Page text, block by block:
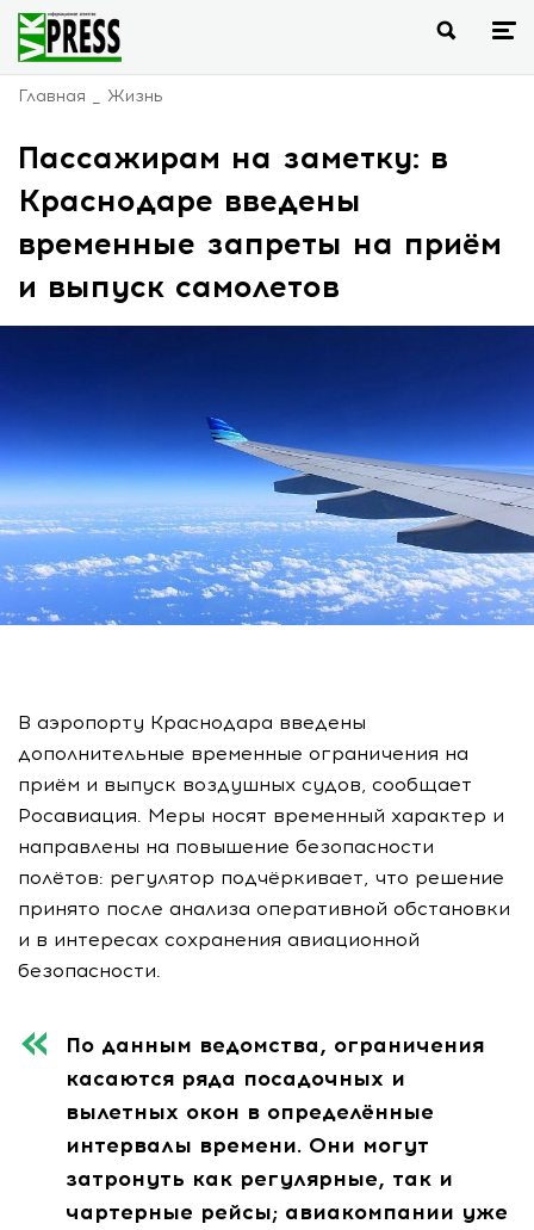
Главная Жизнь
Пассажирам на заметку: в
Краснодаре введены
временные запреты на приём
и выпуск самолетов
В аэропорту Краснодара введены
дополнительные временные ограничения на
приём и выпуск воздушных судов, сообщает
Росавиация. Меры носят временный характер и
направлены на повышение безопасности
полётов: регулятор подчёркивает, что решение
принято после анализа оперативной обстановки
и в интересах сохранения авиационной
безопасности.
По данным ведомства, ограничения
касаются ряда посадочных и
вылетных окон в определённые
интервалы времени. Они могут
затронуть как регулярные, так и
чартерные рейсы; авиакомпании уже